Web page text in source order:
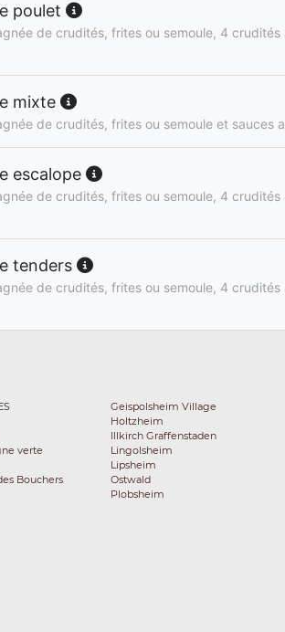
poulet
de crudités, frites ou semoule, 4 crudités
mixte
de crudités, frites ou semoule et sauces
escalope
de crudités, frites ou semoule, 4 crudités
tenders
de crudités, frites ou semoule, 4 crudités
verte
Bouchers
Geispolsheim Village
Holtzheim
Illkirch Graffenstaden
Lingolsheim
Lipsheim
Ostwald
Plobsheim